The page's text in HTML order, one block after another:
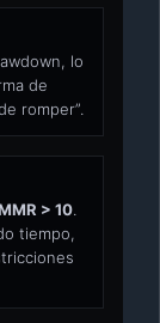
lo
de
romper”.
> 10.
tiempo,